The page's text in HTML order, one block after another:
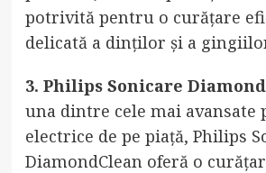
potrivită pentru o curățare
delicată a dinților și a
3. Philips Sonicare
una dintre cele mai avansate
electrice de pe piață, Philips
DiamondClean oferă o